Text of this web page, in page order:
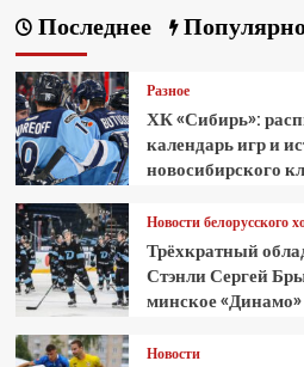
Последнее
Разное
ХК «Сибирь»:
календарь игр и
новосибирского
Новости белорусского
Трёхкратный
Стэнли Сергей
минское «Динамо»
Новости